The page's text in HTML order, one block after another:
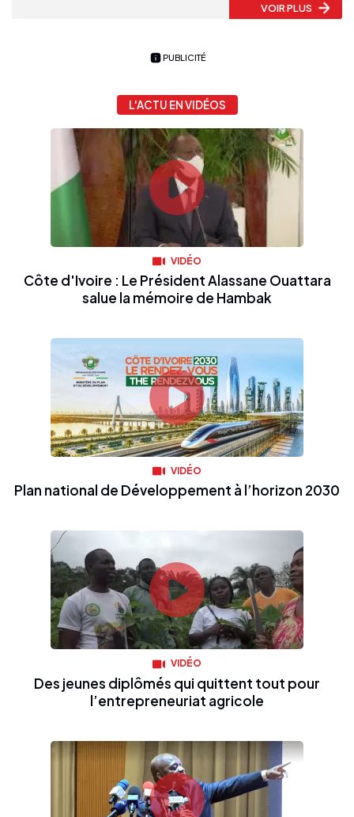
VOIR PLUS
PUBLICITÉ
L'ACTU EN VIDÉOS
VIDÉO
Côte d'Ivoire : Le Président Alassane Ouattara
salue la mémoire de Hambak
VIDÉO
Plan national de Développement à l’horizon 2030
VIDÉO
Des jeunes diplômés qui quittent tout pour
l’entrepreneuriat agricole